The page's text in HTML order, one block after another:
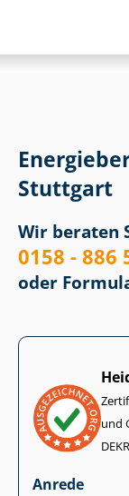
Stuttgart
Wir beraten
0158 - 886
oder
und
Anrede